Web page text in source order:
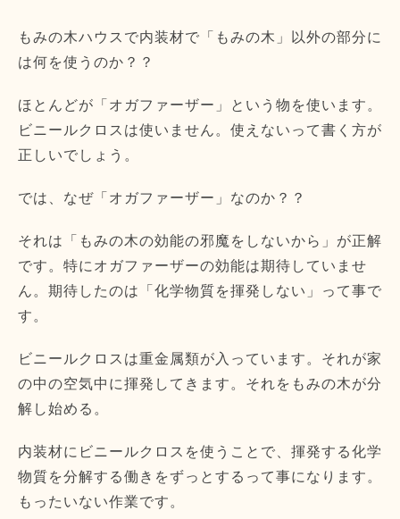
もみの木ハウスで内装材で「もみの木」以外の部分に
は何を使うのか？？
ほとんどが「オガファーザー」という物を使います。
ビニールクロスは使いません。使えないって書く方が
正しいでしょう。
では、なぜ「オガファーザー」なのか？？
それは「もみの木の効能の邪魔をしないから」が正解
です。特にオガファーザーの効能は期待していませ
ん。期待したのは「化学物質を揮発しない」って事で
す。
ビニールクロスは重金属類が入っています。それが家
の中の空気中に揮発してきます。それをもみの木が分
解し始める。
内装材にビニールクロスを使うことで、揮発する化学
物質を分解する働きをずっとするって事になります。
もったいない作業です。